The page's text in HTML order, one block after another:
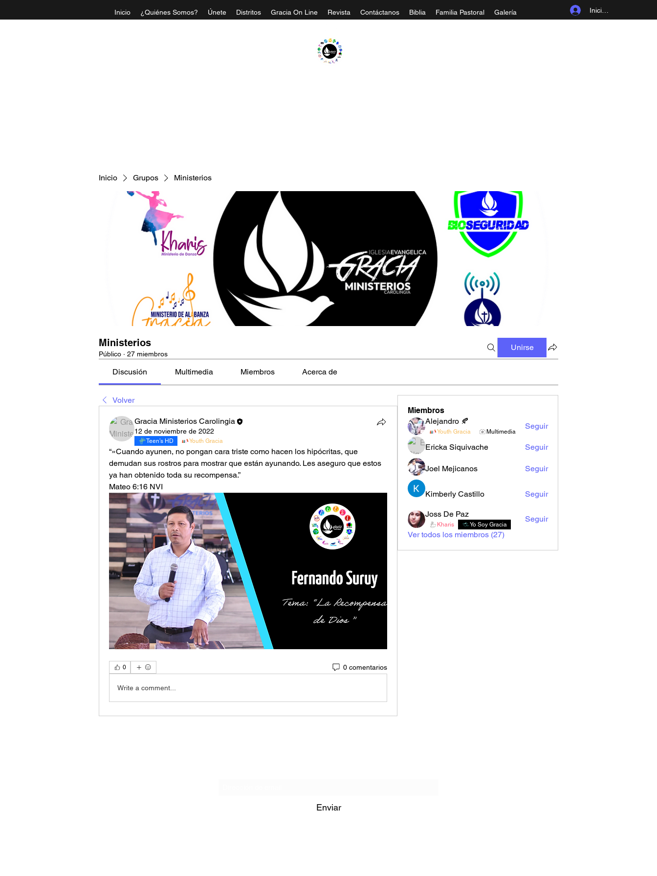
Iniciar sesión
Inicio ¿Quiénes Somos? Únete Distritos Gracia On Line Revista Contáctanos Biblia Familia Pastoral Galería
Inicio Grupos Ministerios
Ministerios
Público · 27 miembros
Unirse
Discusión Multimedia Miembros Acerca de
Volver
Gracia Ministerios Carolingia
12 de noviembre de 2022
Teen’s HD Youth Gracia
“»Cuando ayunen, no pongan cara triste como hacen los hipócritas, que
demudan sus rostros para mostrar que están ayunando. Les aseguro que estos
ya han obtenido toda su recompensa.”
‭‭Mateo‬ ‭6‬:‭16‬ ‭NVI‬‬
0 0 comentarios
Write a comment...
Miembros
Alejandro 🍂
Youth Gracia Multimedia
Seguir
Ericka Siquivache Seguir
Joel Mejicanos Seguir
Kimberly Castillo Seguir
Joss De Paz
Kharis Yo Soy Gracia
Seguir
Ver todos los miembros (27)
Enviar